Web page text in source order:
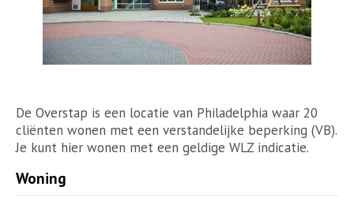
De Overstap is een locatie van Philadelphia waar 20
cliënten wonen met een verstandelijke beperking (VB).
Je kunt hier wonen met een geldige WLZ indicatie.
Woning